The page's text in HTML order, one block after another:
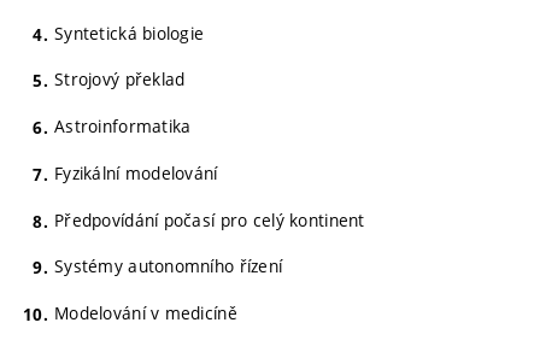
Syntetická biologie
Strojový překlad
Astroinformatika
Fyzikální modelování
Předpovídání počasí pro celý kontinent
Systémy autonomního řízení
Modelování v medicíně